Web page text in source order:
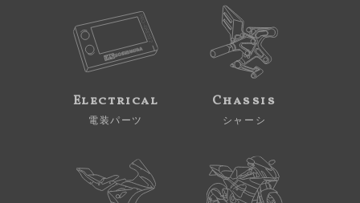
Electrical
電装パーツ
Chassis
シャーシ